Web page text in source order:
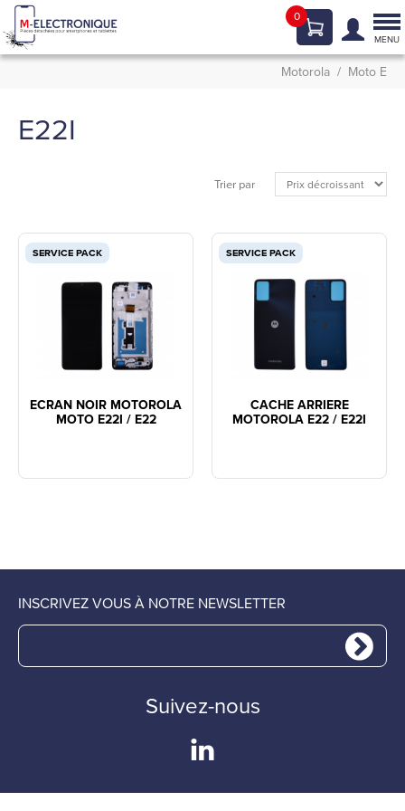
0
MENU
Motorola Moto E
E22I
Trier par
SERVICE PACK
ECRAN NOIR MOTOROLA
MOTO E22I / E22
SERVICE PACK
CACHE ARRIERE
MOTOROLA E22 / E22I
INSCRIVEZ VOUS À NOTRE NEWSLETTER
Suivez-nous